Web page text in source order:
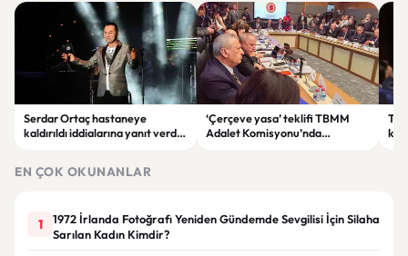
Serdar Ortaç hastaneye
kaldırıldı iddialarına yanıt verdi:
‘Çerçeve yasa’ teklifi TBMM
Adalet Komisyonu’nda
EN ÇOK OKUNANLAR
1
1972 İrlanda Fotoğrafı Yeniden Gündemde Sevgilisi İçin Silaha
Sarılan Kadın Kimdir?